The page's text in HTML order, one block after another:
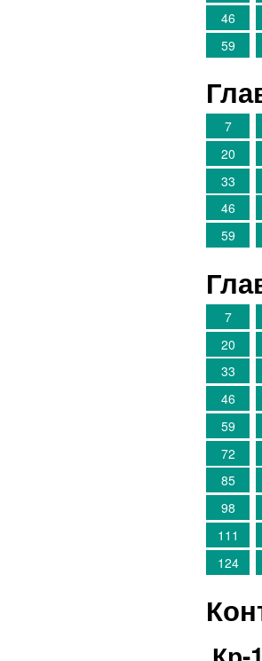
46
59
7
20
33
46
59
7
20
33
46
59
72
85
98
111
124